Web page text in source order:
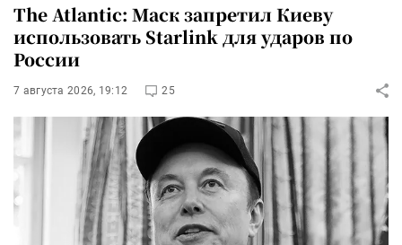
The Atlantic: Маск запретил Киеву
использовать Starlink для ударов по
России
7 августа 2026, 19:12 25